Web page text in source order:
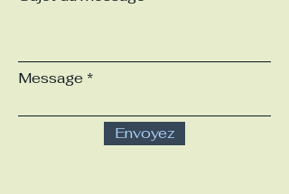
Message
Envoyez